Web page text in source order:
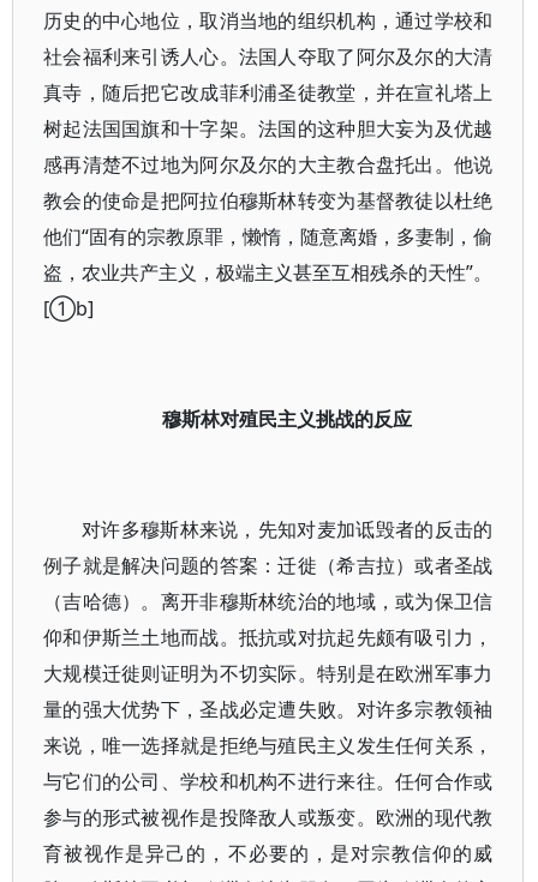
历史的中心地位，取消当地的组织机构，通过学校和
社会福利来引诱人心。法国人夺取了阿尔及尔的大清
真寺，随后把它改成菲利浦圣徒教堂，并在宣礼塔上
树起法国国旗和十字架。法国的这种胆大妄为及优越
感再清楚不过地为阿尔及尔的大主教合盘托出。他说
教会的使命是把阿拉伯穆斯林转变为基督教徒以杜绝
他们“固有的宗教原罪，懒惰，随意离婚，多妻制，偷
盗，农业共产主义，极端主义甚至互相残杀的天性”。
[①b]
穆斯林对殖民主义挑战的反应
对许多穆斯林来说，先知对麦加诋毁者的反击的
例子就是解决问题的答案：迁徙（希吉拉）或者圣战
（吉哈德）。离开非穆斯林统治的地域，或为保卫信
仰和伊斯兰土地而战。抵抗或对抗起先颇有吸引力，
大规模迁徙则证明为不切实际。特别是在欧洲军事力
量的强大优势下，圣战必定遭失败。对许多宗教领袖
来说，唯一选择就是拒绝与殖民主义发生任何关系，
与它们的公司、学校和机构不进行来往。任何合作或
参与的形式被视作是投降敌人或叛变。欧洲的现代教
育被视作是异己的，不必要的，是对宗教信仰的威